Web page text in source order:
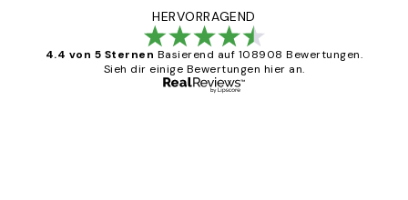
HERVORRAGEND
4.4 von 5 Sternen Basierend auf 108908 Bewertungen.
Sieh dir einige Bewertungen hier an.